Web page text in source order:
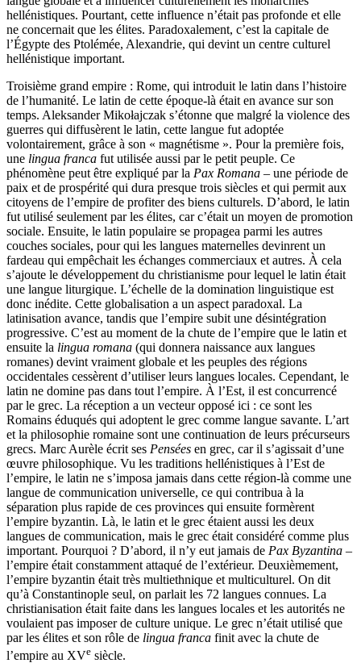
hellénistiques. Pourtant, cette influence n’était pas profonde et elle
ne concernait que les élites. Paradoxalement, c’est la capitale de
l’Égypte des Ptolémée, Alexandrie, qui devint un centre culturel
hellénistique important.
Troisième grand empire : Rome, qui introduit le latin dans l’histoire
de l’humanité. Le latin de cette époque-là était en avance sur son
temps. Aleksander Mikołajczak s’étonne que malgré la violence des
guerres qui diffusèrent le latin, cette langue fut adoptée
volontairement, grâce à son « magnétisme ». Pour la première fois,
une lingua franca fut utilisée aussi par le petit peuple. Ce
phénomène peut être expliqué par la Pax Romana – une période de
paix et de prospérité qui dura presque trois siècles et qui permit aux
citoyens de l’empire de profiter des biens culturels. D’abord, le latin
fut utilisé seulement par les élites, car c’était un moyen de promotion
sociale. Ensuite, le latin populaire se propagea parmi les autres
couches sociales, pour qui les langues maternelles devinrent un
fardeau qui empêchait les échanges commerciaux et autres. À cela
s’ajoute le développement du christianisme pour lequel le latin était
une langue liturgique. L’échelle de la domination linguistique est
donc inédite. Cette globalisation a un aspect paradoxal. La
latinisation avance, tandis que l’empire subit une désintégration
progressive. C’est au moment de la chute de l’empire que le latin et
ensuite la lingua romana (qui donnera naissance aux langues
romanes) devint vraiment globale et les peuples des régions
occidentales cessèrent d’utiliser leurs langues locales. Cependant, le
latin ne domine pas dans tout l’empire. À l’Est, il est concurrencé
par le grec. La réception a un vecteur opposé ici : ce sont les
Romains éduqués qui adoptent le grec comme langue savante. L’art
et la philosophie romaine sont une continuation de leurs précurseurs
grecs. Marc Aurèle écrit ses Pensées en grec, car il s’agissait d’une
œuvre philosophique. Vu les traditions hellénistiques à l’Est de
l’empire, le latin ne s’imposa jamais dans cette région-là comme une
langue de communication universelle, ce qui contribua à la
séparation plus rapide de ces provinces qui ensuite formèrent
l’empire byzantin. Là, le latin et le grec étaient aussi les deux
langues de communication, mais le grec était considéré comme plus
important. Pourquoi ? D’abord, il n’y eut jamais de Pax Byzantina –
l’empire était constamment attaqué de l’extérieur. Deuxièmement,
l’empire byzantin était très multiethnique et multiculturel. On dit
qu’à Constantinople seul, on parlait les 72 langues connues. La
christianisation était faite dans les langues locales et les autorités ne
voulaient pas imposer de culture unique. Le grec n’était utilisé que
par les élites et son rôle de lingua franca finit avec la chute de
l’empire au XVe siècle.